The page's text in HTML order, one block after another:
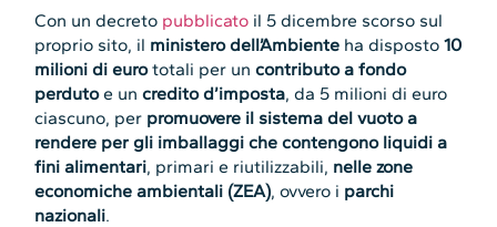
Con un decreto pubblicato il 5 dicembre scorso sul
proprio sito, il ministero dell’Ambiente ha disposto10
milioni di eurototali per uncontributo a fondo
perdutoe uncredito d’imposta, da 5 milioni di euro
ciascuno, per promuovere il sistema del vuoto a
rendere per gli imballaggi che contengono liquidi a
fini alimentari, primari e riutilizzabili, nelle zone
economiche ambientali (ZEA), ovvero i parchi
nazionali.